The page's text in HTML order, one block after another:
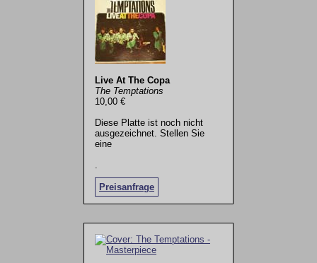
Live At The Copa
The Temptations
10,00 €
Diese Platte ist noch nicht
ausgezeichnet. Stellen Sie
eine
Preisanfrage